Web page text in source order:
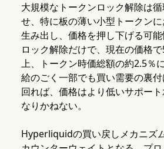
大規模なトークンロック解除は
せ、特に板の薄い小型トークン
生み出し、価格を押し下げる可
ロック解除だけで、現在の価格
上、トークン時価総額の約2.5％
給のごく一部でも買い需要の裏
回れば、価格はより低いサポー
なりかねない。
Hyperliquidの買い戻しメカニズ